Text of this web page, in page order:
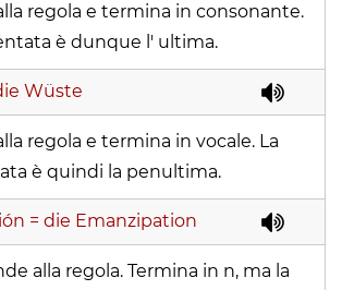
regola e termina in consonante.
è dunque l' ultima.
Wüste
regola e termina in vocale. La
è quindi la penultima.
= die Emanzipation
alla regola. Termina in n, ma la